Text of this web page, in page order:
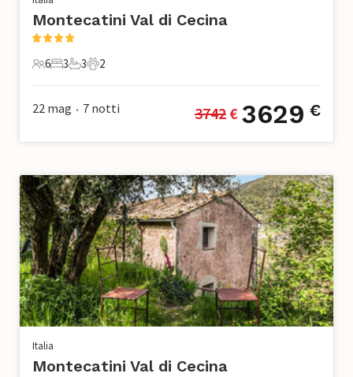
Montecatini Val di Cecina
6 Ospiti
6
3 Camere da letto
3
3 Bagni
3
2 Animali domestici
2
22 mag • 7 notti 3742 € 3629 €
Italia
Montecatini Val di Cecina